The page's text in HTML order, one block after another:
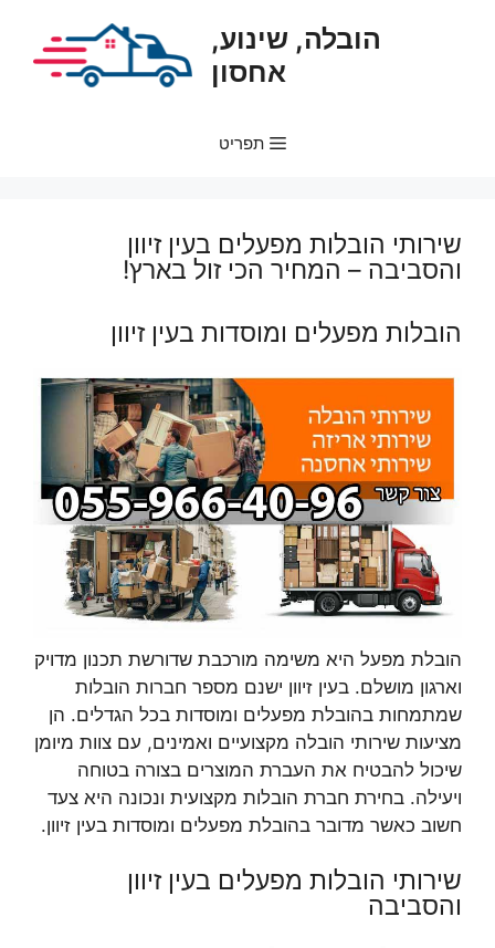
הובלה, שינוע,
אחסון
תפריט
שירותי הובלות מפעלים בעין זיוון
והסביבה – המחיר הכי זול בארץ!
הובלות מפעלים ומוסדות בעין זיוון
הובלת מפעל היא משימה מורכבת שדורשת תכנון מדויק
וארגון מושלם. בעין זיוון ישנם מספר חברות הובלות
שמתמחות בהובלת מפעלים ומוסדות בכל הגדלים. הן
מציעות שירותי הובלה מקצועיים ואמינים, עם צוות מיומן
שיכול להבטיח את העברת המוצרים בצורה בטוחה
ויעילה. בחירת חברת הובלות מקצועית ונכונה היא צעד
חשוב כאשר מדובר בהובלת מפעלים ומוסדות בעין זיוון.
שירותי הובלות מפעלים בעין זיוון
והסביבה